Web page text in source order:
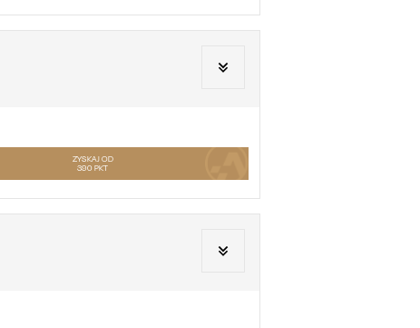
ZYSKAJ OD
390 PKT